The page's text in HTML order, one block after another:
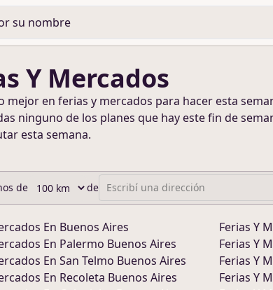
Y Mercados
mejor en ferias y mercados para hacer esta
ninguno de los planes que hay este fin de
esta semana.
de de Escribí una dirección
En Buenos Aires
En Palermo Buenos Aires
En San Telmo Buenos Aires
En Recoleta Buenos Aires
Ferias Y
Ferias Y
Ferias Y
Ferias Y